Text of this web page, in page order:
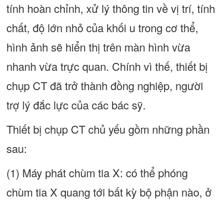
tính hoàn chỉnh, xử lý thông tin về vị trí, tính
chất, độ lớn nhỏ của khối u trong cơ thể,
hình ảnh sẽ hiển thị trên màn hình vừa
nhanh vừa trực quan. Chính vì thế, thiết bị
chụp CT đã trở thành đồng nghiệp, người
trợ lý đắc lực của các bác sỹ.
Thiết bị chụp CT chủ yếu gồm những phần
sau:
(1) Máy phát chùm tia X: có thể phóng
chùm tia X quang tới bất kỳ bộ phận nào, ở